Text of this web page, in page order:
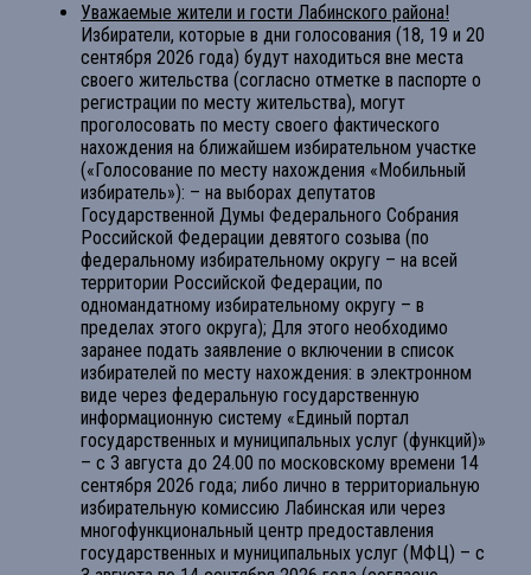
Уважаемые жители и гости Лабинского района!
Избиратели, которые в дни голосования (18, 19 и 20
сентября 2026 года) будут находиться вне места
своего жительства (согласно отметке в паспорте о
регистрации по месту жительства), могут
проголосовать по месту своего фактического
нахождения на ближайшем избирательном участке
(«Голосование по месту нахождения «Мобильный
избиратель»): – на выборах депутатов
Государственной Думы Федерального Собрания
Российской Федерации девятого созыва (по
федеральному избирательному округу – на всей
территории Российской Федерации, по
одномандатному избирательному округу – в
пределах этого округа); Для этого необходимо
заранее подать заявление о включении в список
избирателей по месту нахождения: в электронном
виде через федеральную государственную
информационную систему «Единый портал
государственных и муниципальных услуг (функций)»
– с 3 августа до 24.00 по московскому времени 14
сентября 2026 года; либо лично в территориальную
избирательную комиссию Лабинская или через
многофункциональный центр предоставления
государственных и муниципальных услуг (МФЦ) – с